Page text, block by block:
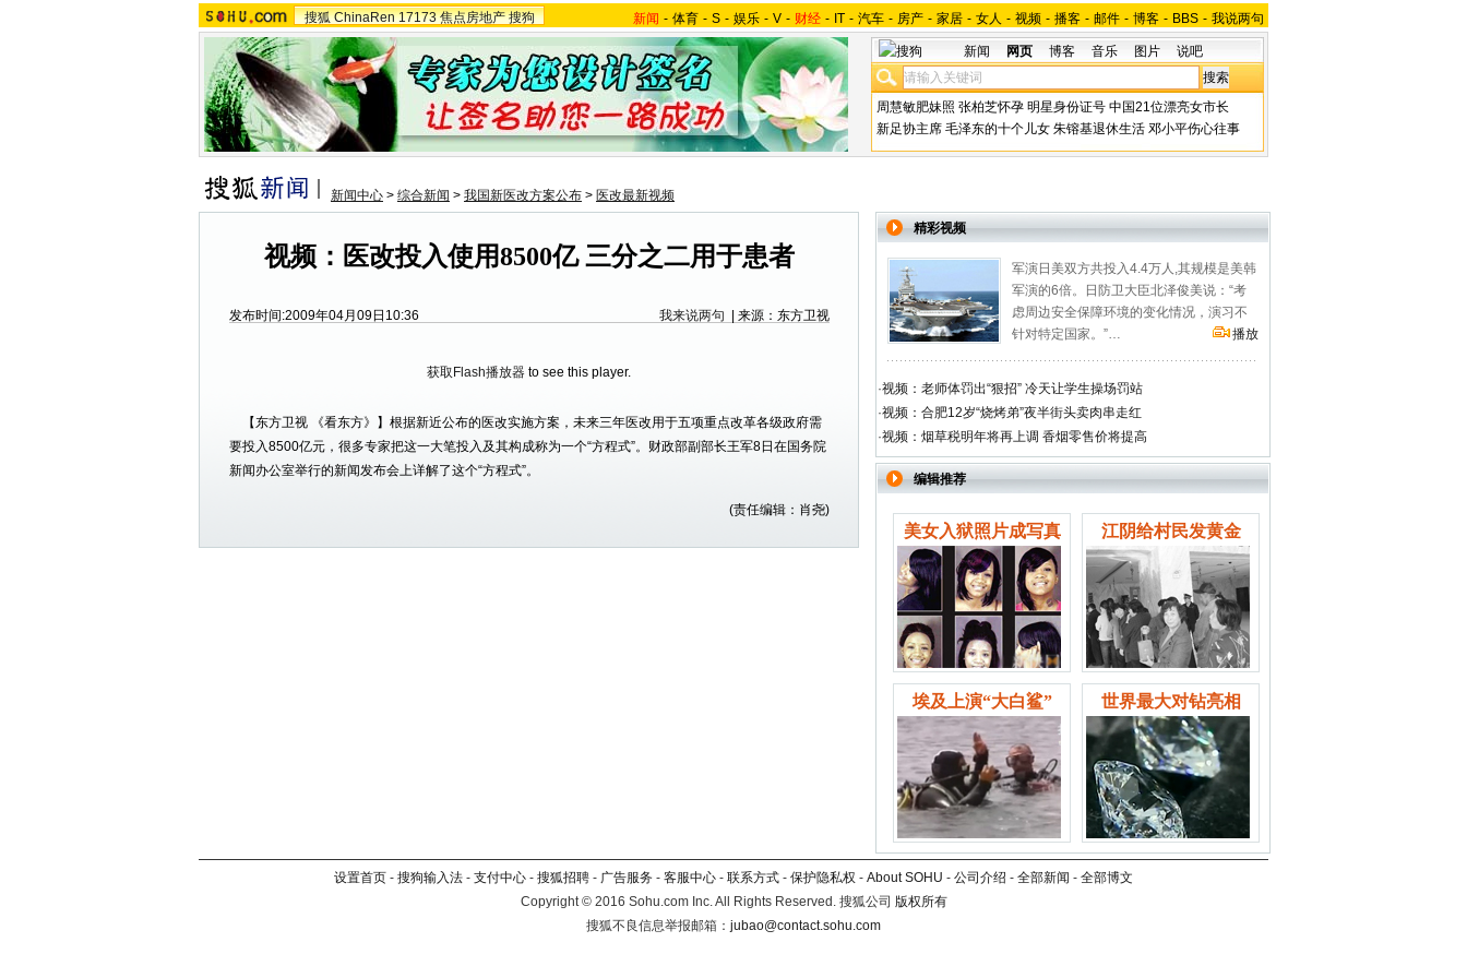
搜狐 ChinaRen 17173 焦点房地产 搜狗 新闻 - 体育 - S - 娱乐 - V - 财经 - IT - 汽车 - 房产 - 家居 - 女人 - 视频 - 播客 - 邮件 - 博客 - BBS - 我说两句
新闻 网页 博客 音乐 图片 说吧
周慧敏肥妹照 张柏芝怀孕 明星身份证号 中国21位漂亮女市长
新足协主席 毛泽东的十个儿女 朱镕基退休生活 邓小平伤心往事
新闻中心 > 综合新闻 > 我国新医改方案公布 > 医改最新视频
视频：医改投入使用8500亿 三分之二用于患者
发布时间:2009年04月09日10:36 我来说两句 | 来源：东方卫视
获取Flash播放器 to see this player.
【东方卫视 《看东方》】根据新近公布的医改实施方案，未来三年医改用于五项重点改革各级政府需
要投入8500亿元，很多专家把这一大笔投入及其构成称为一个“方程式”。财政部副部长王军8日在国务院
新闻办公室举行的新闻发布会上详解了这个“方程式”。
(责任编辑：肖尧)
精彩视频
军演日美双方共投入4.4万人,其规模是美韩
军演的6倍。日防卫大臣北泽俊美说：“考
虑周边安全保障环境的变化情况，演习不
针对特定国家。”…
播放
·视频：老师体罚出“狠招” 冷天让学生操场罚站
·视频：合肥12岁“烧烤弟”夜半街头卖肉串走红
·视频：烟草税明年将再上调 香烟零售价将提高
编辑推荐
美女入狱照片成写真 江阴给村民发黄金
埃及上演“大白鲨” 世界最大对钻亮相
设置首页 - 搜狗输入法 - 支付中心 - 搜狐招聘 - 广告服务 - 客服中心 - 联系方式 - 保护隐私权 - About SOHU - 公司介绍 - 全部新闻 - 全部博文
Copyright©2016 Sohu.com Inc. All Rights Reserved. 搜狐公司 版权所有
搜狐不良信息举报邮箱： jubao@contact.sohu.com